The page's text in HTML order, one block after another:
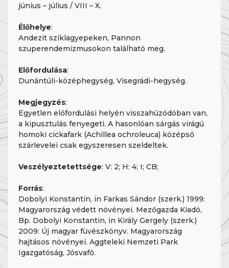
június – július / VIII – X.
Élőhelye:
Andezit sziklagyepeken, Pannon
szuperendemizmusokon található meg.
Előfordulása:
Dunántúli-középhegység, Visegrádi-hegység.
Megjegyzés:
Egyetlen előfordulási helyén visszahúzódóban van,
a kipusztulás fenyegeti. A hasonlóan sárgás virágú
homoki cickafark (Achillea ochroleuca) középső
szárlevelei csak egyszeresen szeldeltek.
Veszélyeztetettsége: V: 2; H: 4; I; CB;
Forrás:
Dobolyi Konstantin, in Farkas Sándor (szerk.) 1999:
Magyarország védett növényei. Mezőgazda Kiadó,
Bp. Dobolyi Konstantin, in Király Gergely (szerk.)
2009: Új magyar füvészkönyv. Magyarország
hajtásos növényei. Aggteleki Nemzeti Park
Igazgatóság, Jósvafő.